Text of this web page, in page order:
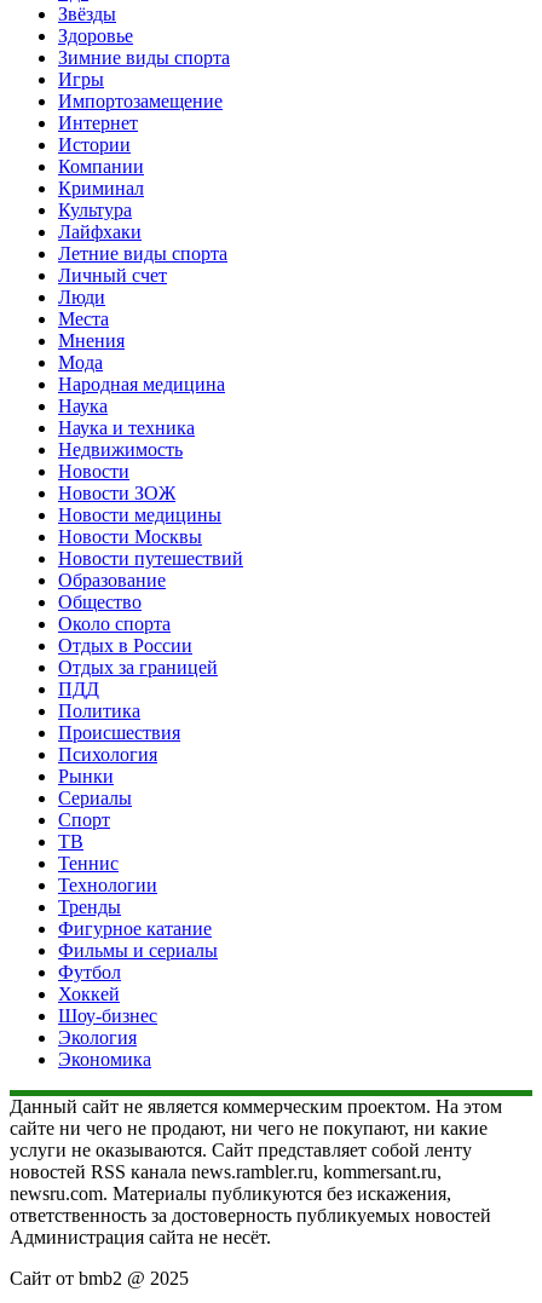
Звёзды
Здоровье
Зимние виды спорта
Игры
Импортозамещение
Интернет
Истории
Компании
Криминал
Культура
Лайфхаки
Летние виды спорта
Личный счет
Люди
Места
Мнения
Мода
Народная медицина
Наука
Наука и техника
Недвижимость
Новости
Новости ЗОЖ
Новости медицины
Новости Москвы
Новости путешествий
Образование
Общество
Около спорта
Отдых в России
Отдых за границей
ПДД
Политика
Происшествия
Психология
Рынки
Сериалы
Спорт
ТВ
Теннис
Технологии
Тренды
Фигурное катание
Фильмы и сериалы
Футбол
Хоккей
Шоу-бизнес
Экология
Экономика
Данный сайт не является коммерческим проектом. На этом
сайте ни чего не продают, ни чего не покупают, ни какие
услуги не оказываются. Сайт представляет собой ленту
новостей RSS канала news.rambler.ru, kommersant.ru,
newsru.com. Материалы публикуются без искажения,
ответственность за достоверность публикуемых новостей
Администрация сайта не несёт.
Сайт от bmb2 @ 2025